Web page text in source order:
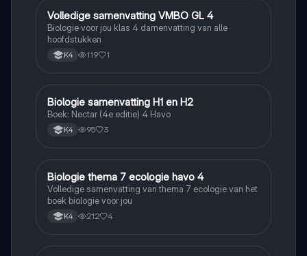
Biologie
Volledige samenvatting VMBO GL 4
Biologie voor jou klas 4 damenvatting van alle
hoofdstukken
K4 119 1
Biologie
Biologie samenvatting H1 en H2
Boek: Nectar (4e editie) 4 Havo
K4 95 3
Biologie
Biologie thema 7 ecologie havo 4
Volledige samenvatting van thema 7 ecologie van het
boek biologie voor jou
K4 212 4